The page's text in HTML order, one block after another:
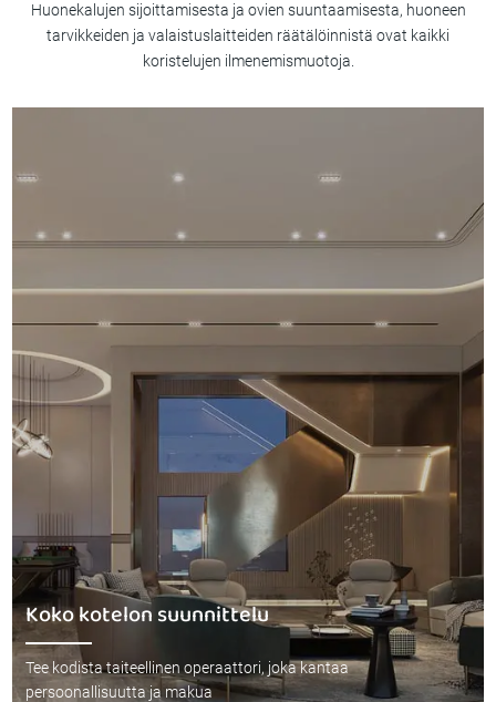
Huonekalujen sijoittamisesta ja ovien suuntaamisesta, huoneen
tarvikkeiden ja valaistuslaitteiden räätälöinnistä ovat kaikki
koristelujen ilmenemismuotoja.
Koko kotelon suunnittelu
Tee kodista taiteellinen operaattori, joka kantaa
persoonallisuutta ja makua